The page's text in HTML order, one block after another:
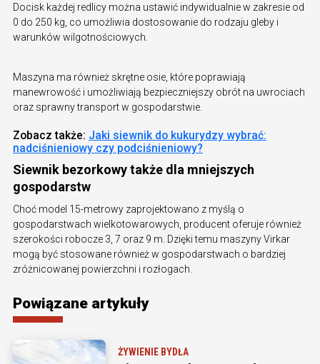
Docisk każdej redlicy można ustawić indywidualnie w zakresie od
0 do 250 kg, co umożliwia dostosowanie do rodzaju gleby i
warunków wilgotnościowych.
Maszyna ma również skrętne osie, które poprawiają
manewrowość i umożliwiają bezpieczniejszy obrót na uwrociach
oraz sprawny transport w gospodarstwie.
Zobacz także: Jaki siewnik do kukurydzy wybrać:
nadciśnieniowy czy podciśnieniowy?
Siewnik bezorkowy także dla mniejszych
gospodarstw
Choć model 15-metrowy zaprojektowano z myślą o
gospodarstwach wielkotowarowych, producent oferuje również
szerokości robocze 3, 7 oraz 9 m. Dzięki temu maszyny Virkar
mogą być stosowane również w gospodarstwach o bardziej
zróżnicowanej powierzchni i rozłogach.
Powiązane artykuły
ŻYWIENIE BYDŁA